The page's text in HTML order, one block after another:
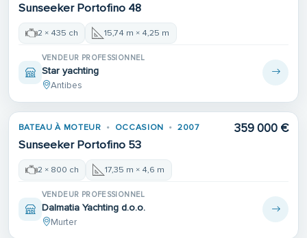
Sunseeker Portofino 48
2 × 435 ch 15,74 m × 4,25 m
VENDEUR PROFESSIONNEL
Star yachting
Antibes
BATEAU À MOTEUR OCCASION 2007
Sunseeker Portofino 53
359 000 €
2 × 800 ch 17,35 m × 4,6 m
VENDEUR PROFESSIONNEL
Dalmatia Yachting d.o.o.
Murter